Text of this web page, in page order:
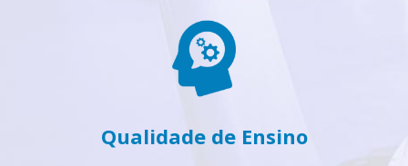
Qualidade de Ensino